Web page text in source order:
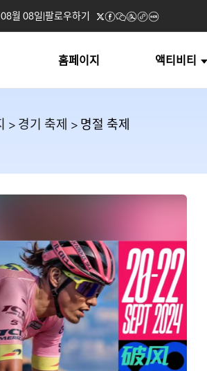
월 08일|팔로우하기
홈페이지 액티비티
> 경기 축제 > 명절 축제